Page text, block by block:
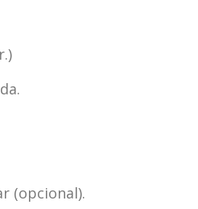
(opcional).